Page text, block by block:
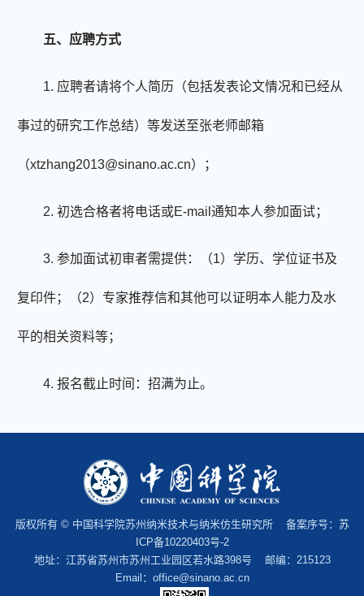
五、应聘方式
1. 应聘者请将个人简历（包括发表论文情况和已经从
事过的研究工作总结）等发送至张老师邮箱
（xtzhang2013@sinano.ac.cn）；
2. 初选合格者将电话或E-mail 通知本人参加面试；
3. 参加面试初审者需提供：（1）学历、学位证书及
复印件；（2）专家推荐信和其他可以证明本人能力及水
平的相关资料等；
4. 报名截止时间：招满为止。
版权所有 © 中国科学院苏州纳米技术与纳米仿生研究所 备案序号： 苏
ICP备10220403号-2
地址：江苏省苏州市苏州工业园区若水路398号 邮编：215123
Email：office@sinano.ac.cn